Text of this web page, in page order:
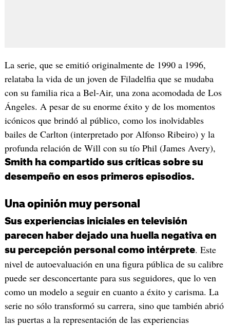
La serie, que se emitió originalmente de 1990 a 1996,
relataba la vida de un joven de Filadelfia que se mudaba
con su familia rica a Bel-Air, una zona acomodada de Los
Ángeles. A pesar de su enorme éxito y de los momentos
icónicos que brindó al público, como los inolvidables
bailes de Carlton (interpretado por Alfonso Ribeiro) y la
profunda relación de Will con su tío Phil (James Avery),
Smith ha compartido sus críticas sobre su
desempeño en esos primeros episodios.
Una opinión muy personal
Sus experiencias iniciales en televisión
parecen haber dejado una huella negativa en
su percepción personal como intérprete. Este
nivel de autoevaluación en una figura pública de su calibre
puede ser desconcertante para sus seguidores, que lo ven
como un modelo a seguir en cuanto a éxito y carisma. La
serie no sólo transformó su carrera, sino que también abrió
las puertas a la representación de las experiencias